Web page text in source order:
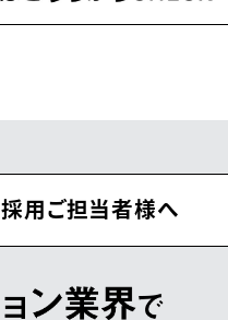
採用ご担当者様へ